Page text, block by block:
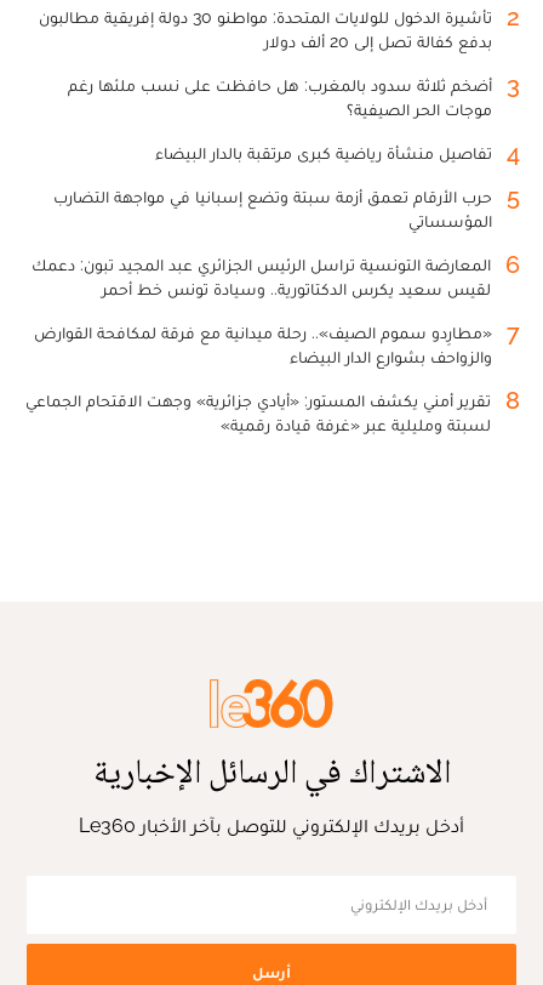
2
تأشيرة الدخول للولايات المتحدة: مواطنو 30 دولة إفريقية مطالبون
بدفع كفالة تصل إلى 20 ألف دولار
3
أضخم ثلاثة سدود بالمغرب: هل حافظت على نسب ملئها رغم
موجات الحر الصيفية؟
4 تفاصيل منشأة رياضية كبرى مرتقبة بالدار البيضاء
5
حرب الأرقام تعمق أزمة سبتة وتضع إسبانيا في مواجهة التضارب
المؤسساتي
6
المعارضة التونسية تراسل الرئيس الجزائري عبد المجيد تبون: دعمك
لقيس سعيد يكرس الدكتاتورية.. وسيادة تونس خط أحمر
7
«مطارِدو سموم الصيف».. رحلة ميدانية مع فرقة لمكافحة القوارض
والزواحف بشوارع الدار البيضاء
8
تقرير أمني يكشف المستور: «أيادي جزائرية» وجهت الاقتحام الجماعي
لسبتة ومليلية عبر «غرفة قيادة رقمية»
الاشتراك في الرسائل الإخبارية
أدخل بريدك الإلكتروني للتوصل بآخر الأخبار Le360
أرسل